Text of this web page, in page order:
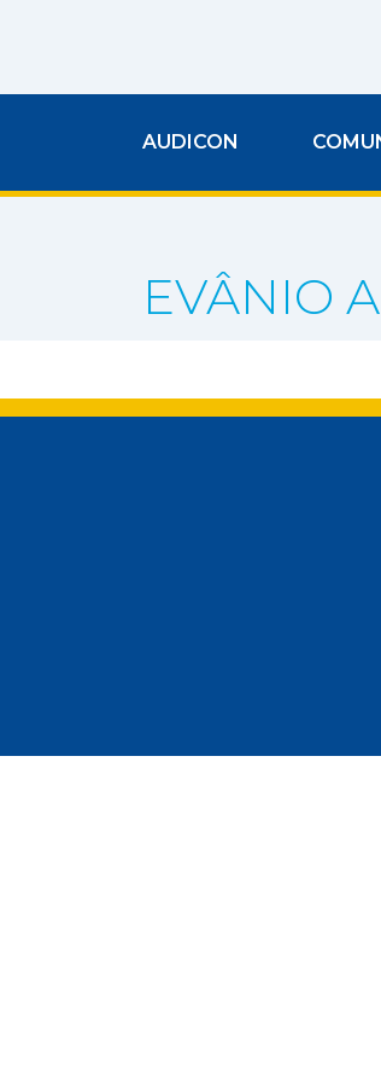
AUDICON
EVÂNIO